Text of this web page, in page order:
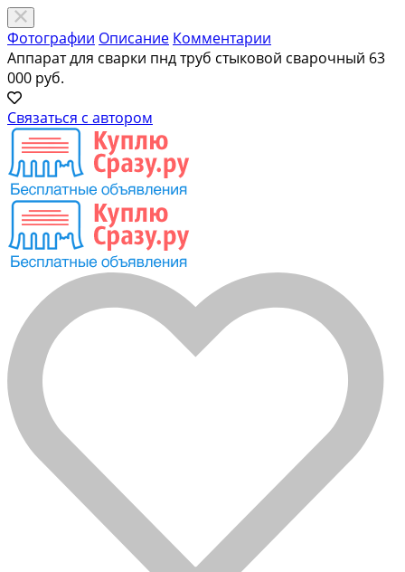
Фотографии Описание Комментарии
Аппарат для сварки пнд труб стыковой сварочный 63
000 руб.
Связаться с автором